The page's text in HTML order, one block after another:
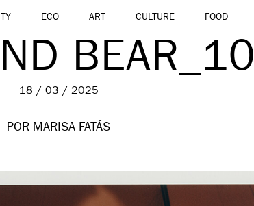
ECO ART CULTURE FOOD
BEAR_10
18 / 03 / 2025
POR MARISA FATÁS